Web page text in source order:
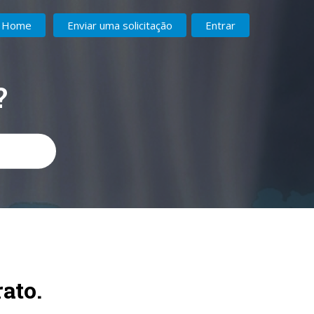
Home Enviar uma solicitação Entrar